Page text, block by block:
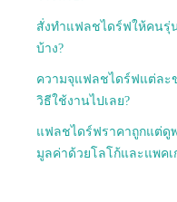
สั่งทำแฟลชไดร์ฟให้คนรุ่
บ้าง?
ความจุแฟลชไดร์ฟแต่ละ
วิธีใช้งานไปเลย?
แฟลชไดร์ฟราคาถูกแต่ดูพ
มูลค่าด้วยโลโก้และแพคเ